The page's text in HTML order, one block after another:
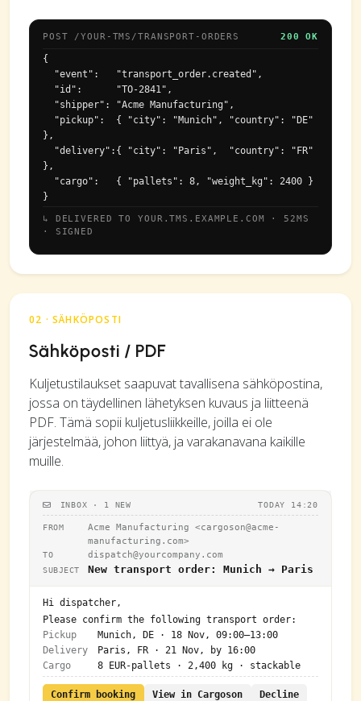
POST /YOUR-TMS/TRANSPORT-ORDERS 200 OK
{
},
},
}
↳ DELIVERED TO YOUR.TMS.EXAMPLE.COM · 52MS
· SIGNED
02 · SÄHKÖPOSTI
Sähköposti / PDF
Kuljetustilaukset saapuvat tavallisena sähköpostina,
jossa on täydellinen lähetyksen kuvaus ja liitteenä
PDF. Tämä sopii kuljetusliikkeille, joilla ei ole
järjestelmää, johon liittyä, ja varakanavana kaikille
muille.
INBOX · 1 NEW TODAY 14:20
FROM Acme Manufacturing <cargoson@acme-
manufacturing.com>
TO dispatch@yourcompany.com
SUBJECT New transport order: Munich → Paris
Hi dispatcher,
Please confirm the following transport order:
Pickup
Munich, DE · 18 Nov, 09:00–13:00
Delivery
Paris, FR · 21 Nov, by 16:00
Cargo
8 EUR-pallets · 2,400 kg · stackable
Confirm booking View in Cargoson Decline